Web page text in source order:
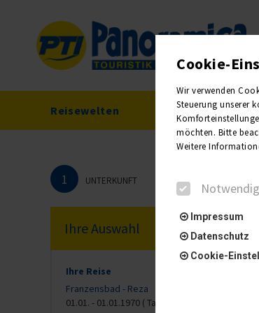
Reisewelten
1 UNTERKUNFT
Ihre Auswahl
Ihre Reise
Franzensbad - Reza
01.01. - 01.01.1970 ( Tag)
Cookie-
Wir verwenden
Steuerung unserer
möchten. Bitte
Weitere
Notwendig
Impressum
Datenschutz
Cookie-